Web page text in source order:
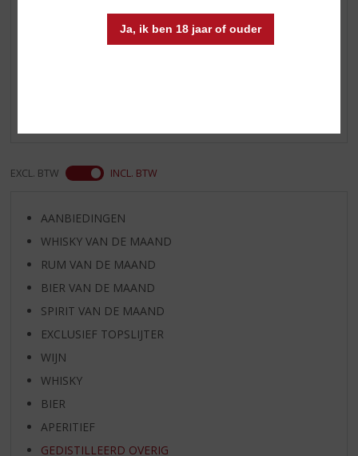
Ja, ik ben 18 jaar of ouder
Reviews
EXCL. BTW INCL. BTW
AANBIEDINGEN
WHISKY VAN DE MAAND
RUM VAN DE MAAND
BIER VAN DE MAAND
SPIRIT VAN DE MAAND
EXCLUSIEF TOPSLIJTER
WIJN
WHISKY
BIER
APERITIEF
GEDISTILLEERD OVERIG